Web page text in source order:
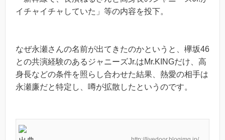
イチャイチャしていた」等の内容を投下。
なぜ永瀬さんの名前が出てきたのかというと、欅坂46
との共演経験のあるジャニーズJr.はMr.KINGだけ、高
身長などの条件を照らし合わせた結果、熱愛の相手は
永瀬廉だと特定し、噂が拡散したというのです。